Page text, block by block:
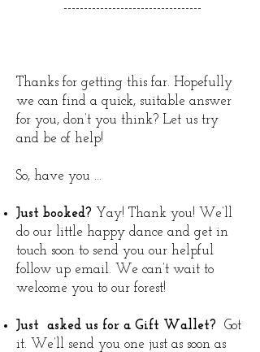
----------------------------------
Thanks for getting this far. Hopefully
we can find a quick, suitable answer
for you, don’t you think? Let us try
and be of help!
So, have you …
Just booked? Yay! Thank you! We’ll
do our little happy dance and get in
touch soon to send you our helpful
follow up email. We can’t wait to
welcome you to our forest!
Just asked us for a Gift Wallet? Got
it. We’ll send you one just as soon as